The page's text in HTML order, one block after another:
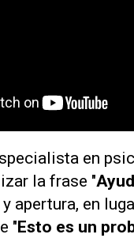
en
la frase "
apertura, en
"Esto es un